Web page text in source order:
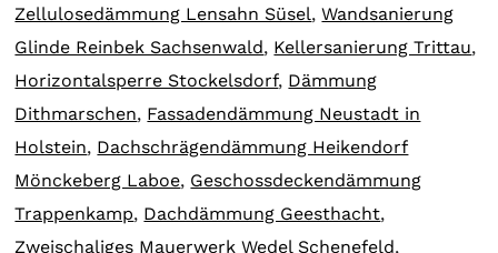
Zellulosedämmung Lensahn Süsel,Wandsanierung
Glinde Reinbek Sachsenwald, Kellersanierung Trittau,
Horizontalsperre Stockelsdorf, Dämmung
Dithmarschen, Fassadendämmung Neustadt in
Holstein, Dachschrägendämmung Heikendorf
Mönckeberg Laboe, Geschossdeckendämmung
Trappenkamp, Dachdämmung Geesthacht,
Zweischaliges Mauerwerk Wedel Schenefeld,